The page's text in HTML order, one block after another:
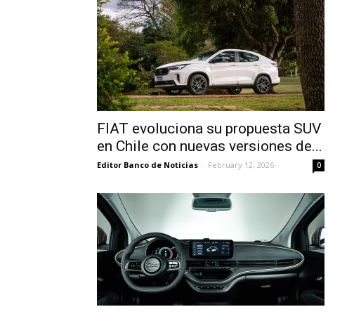
FIAT evoluciona su propuesta SUV
en Chile con nuevas versiones de...
Editor Banco de Noticias - February 12, 2026 0